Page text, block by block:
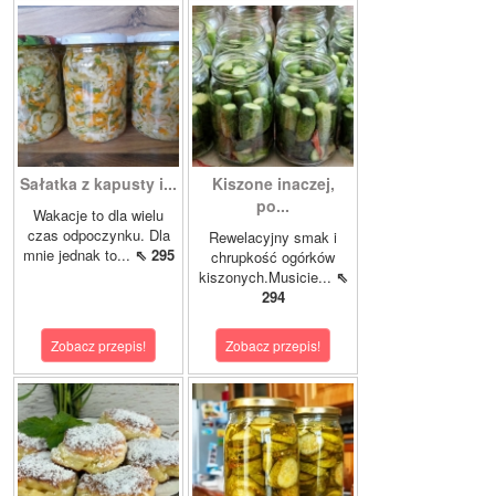
Sałatka z kapusty i...
Wakacje to dla wielu
czas odpoczynku. Dla
mnie jednak to... ⇖ 295
Zobacz przepis!
Kiszone inaczej,
po...
Rewelacyjny smak i
chrupkość ogórków
kiszonych.Musicie... ⇖
294
Zobacz przepis!